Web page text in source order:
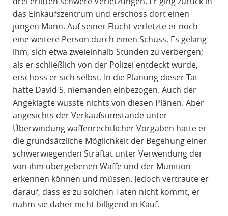
das Einkaufszentrum und erschoss dort einen
jungen Mann. Auf seiner Flucht verletzte er noch
eine weitere Person durch einen Schuss. Es gelang
ihm, sich etwa zweieinhalb Stunden zu verbergen;
als er schließlich von der Polizei entdeckt wurde,
erschoss er sich selbst. In die Planung dieser Tat
hatte David S. niemanden einbezogen. Auch der
Angeklagte wusste nichts von diesen Plänen. Aber
angesichts der Verkaufsumstände unter
Überwindung waffenrechtlicher Vorgaben hätte er
die grundsätzliche Möglichkeit der Begehung einer
schwerwiegenden Straftat unter Verwendung der
von ihm übergebenen Waffe und der Munition
erkennen können und müssen. Jedoch vertraute er
darauf, dass es zu solchen Taten nicht kommt, er
nahm sie daher nicht billigend in Kauf.